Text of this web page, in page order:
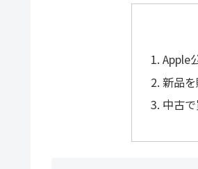
Apple
新品
中古